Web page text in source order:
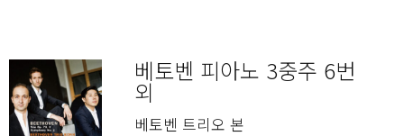
베토벤 피아노 3중주 6번
외
베토벤 트리오 본